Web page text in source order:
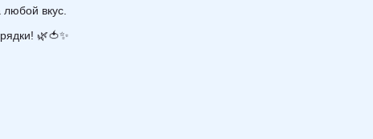
любой вкус.
🌿🍅✨